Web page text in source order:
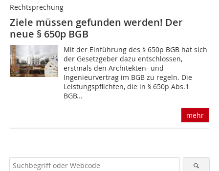
Rechtsprechung
Ziele müssen gefunden werden! Der
neue § 650p BGB
Mit der Einführung des § 650p BGB hat sich
der Gesetzgeber dazu entschlossen,
erstmals den Architekten- und
Ingenieurvertrag im BGB zu regeln. Die
Leistungspflichten, die in § 650p Abs.1
BGB...
mehr